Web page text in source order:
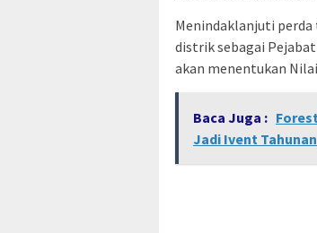
Menindaklanjuti
distrik sebagai
akan menentukan
Baca Juga :
Jadi Ivent Tahunan